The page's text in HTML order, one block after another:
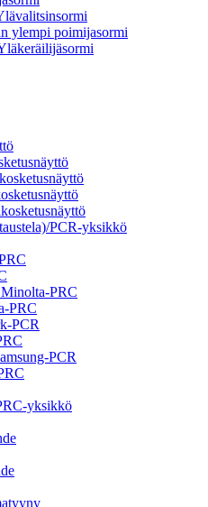
ylempi poimijasormi
PCR-yksikkö
PRC
PRC
PCR
PCR
yksikkö